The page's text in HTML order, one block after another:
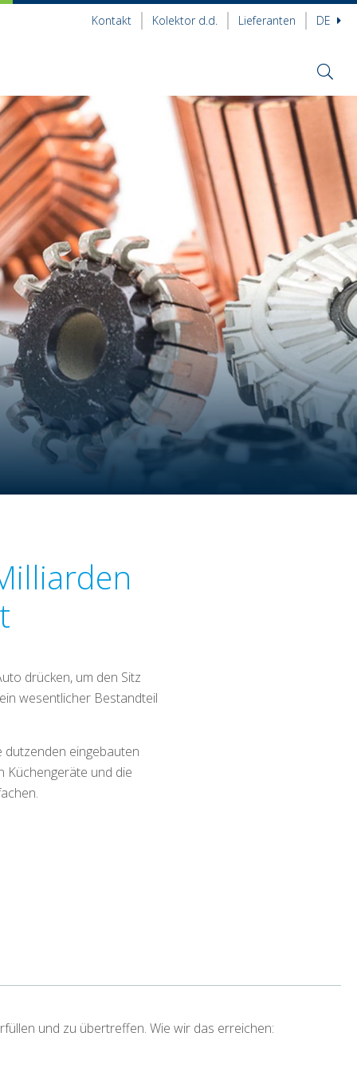
Kontakt Kolektor d.d. Lieferanten DE
drücken, um den Sitz
wesentlicher Bestandteil
eingebauten
Küchengeräte und die
und zu übertreffen. Wie wir das erreichen: